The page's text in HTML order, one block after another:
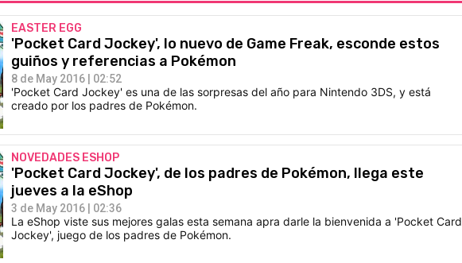
EASTER EGG
'Pocket Card Jockey', lo nuevo de Game Freak, esconde estos
guiños y referencias a Pokémon
8 de May 2016 | 02:52
'Pocket Card Jockey' es una de las sorpresas del año para Nintendo 3DS, y está
creado por los padres de Pokémon.
NOVEDADES ESHOP
'Pocket Card Jockey', de los padres de Pokémon, llega este
jueves a la eShop
3 de May 2016 | 02:36
La eShop viste sus mejores galas esta semana apra darle la bienvenida a 'Pocket Card
Jockey', juego de los padres de Pokémon.